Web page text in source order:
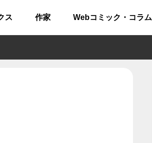
ス 作家 Webコミック・コラム